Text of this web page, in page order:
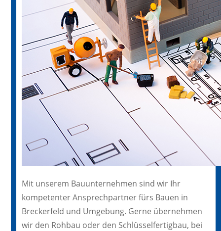
Mit unserem Bauunternehmen sind wir Ihr
kompetenter Ansprechpartner fürs Bauen in
Breckerfeld und Umgebung. Gerne übernehmen
wir den Rohbau oder den Schlüsselfertigbau, bei